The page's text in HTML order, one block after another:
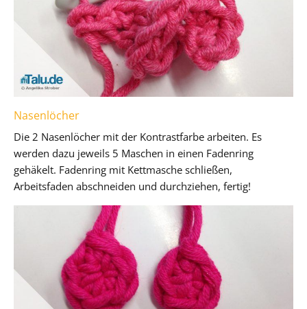
Nasenlöcher
Die 2 Nasenlöcher mit der Kontrastfarbe arbeiten. Es
werden dazu jeweils 5 Maschen in einen Fadenring
gehäkelt. Fadenring mit Kettmasche schließen,
Arbeitsfaden abschneiden und durchziehen, fertig!